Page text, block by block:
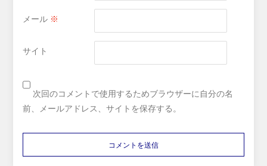
メール ※
サイト
次回のコメントで使用するためブラウザーに自分の名
前、メールアドレス、サイトを保存する。